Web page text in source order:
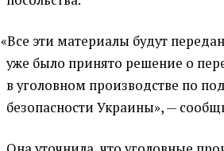
«Все эти материалы будут
уже было принято решение о
в уголовном производстве по
безопасности Украины», —